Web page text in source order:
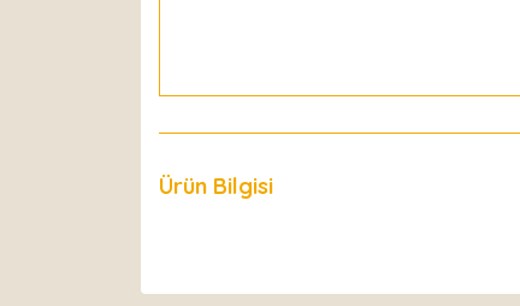
Ürün Bilgisi